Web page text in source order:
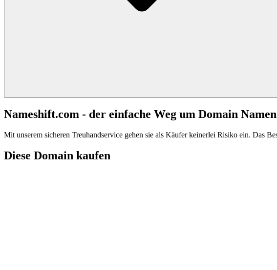
Nameshift.com - der einfache Weg um Domain
Mit unserem sicheren Treuhandservice gehen sie als Käufer keinerlei Risiko ein. Das
Diese Domain kaufen